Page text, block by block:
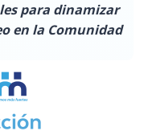
para dinamizar
en la Comunidad